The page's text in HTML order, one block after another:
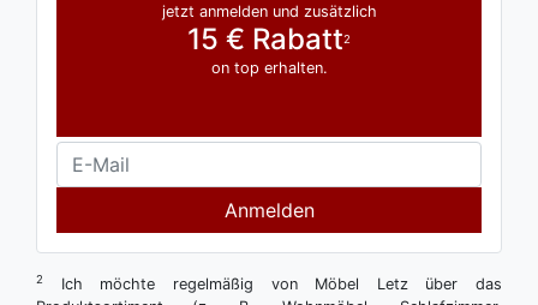
jetzt anmelden und zusätzlich
15 € Rabatt2
on top erhalten.
Anmelden
2
Ich möchte regelmäßig von Möbel Letz über das